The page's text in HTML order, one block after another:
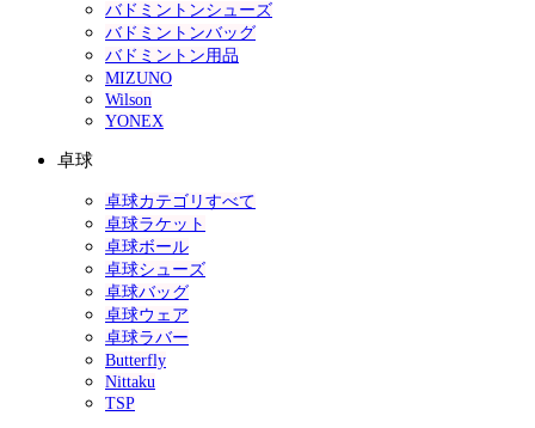
バドミントンシューズ
バドミントンバッグ
バドミントン用品
MIZUNO
Wilson
YONEX
卓球
卓球カテゴリすべて
卓球ラケット
卓球ボール
卓球シューズ
卓球バッグ
卓球ウェア
卓球ラバー
Butterfly
Nittaku
TSP